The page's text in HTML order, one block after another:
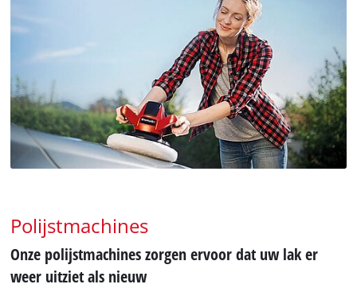
Polijstmachines
Onze polijstmachines zorgen ervoor dat uw lak er
weer uitziet als nieuw